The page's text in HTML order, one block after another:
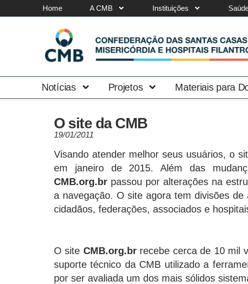
Home A CMB Instituições
Notícias Projetos Materiais para
O site da CMB
19/01/2011
Visando atender melhor seus usuários, o
em janeiro de 2015. Além das
CMB.org.br passou por alterações na
a navegação. O site agora tem divisões
cidadãos, federações, associados e
O site CMB.org.brrecebe cerca de 10 mil
suporte técnico da CMB utilizado a
por ser avaliada um dos mais sólidos